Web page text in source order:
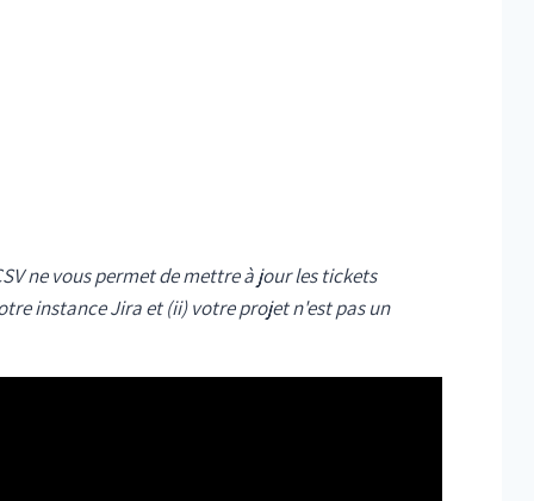
ne vous permet de mettre à jour les tickets
instance Jira et (ii) votre projet n'est pas un